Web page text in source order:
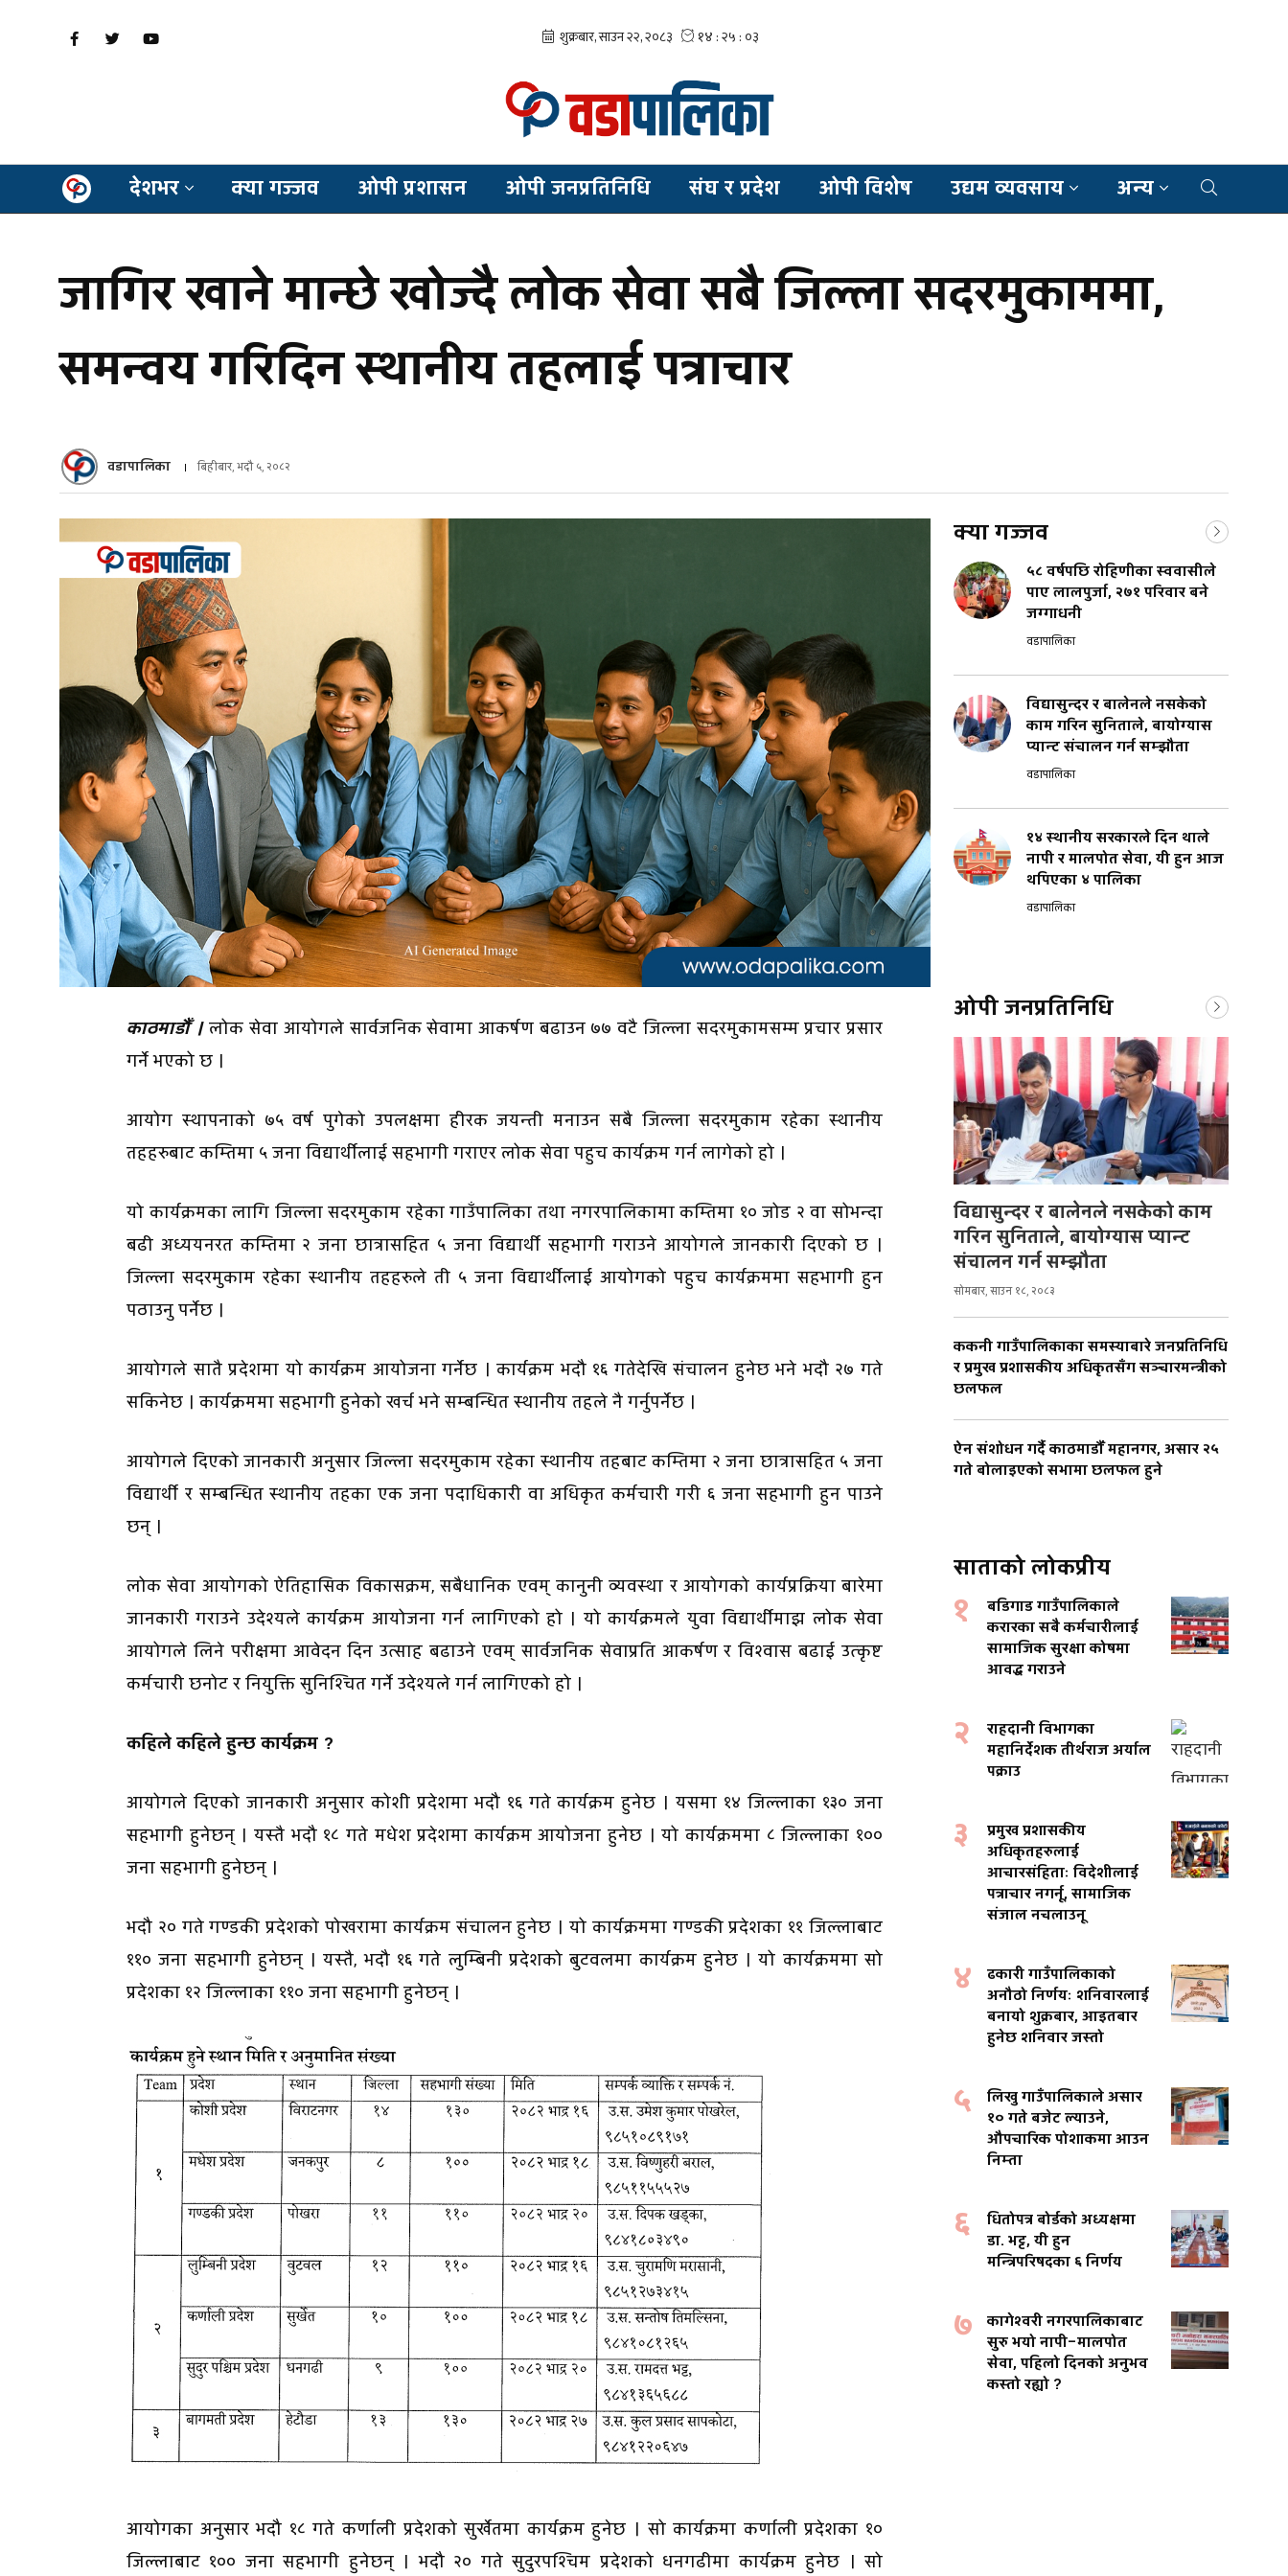
देशभर क्या गज्जव ओपी प्रशासन ओपी जनप्रतिनिधि संघ र प्रदेश ओपी विशेष उद्यम व्यवसाय अन्य
जागिर खाने मान्छे खोज्दै लोक सेवा सबै जिल्ला सदरमुकाममा,
समन्वय गरिदिन स्थानीय तहलाई पत्राचार
वडापालिका बिहीबार, भदौ ५, २०८२
काठमाडौँ ।लोक सेवा आयोगले सार्वजनिक सेवामा आकर्षण बढाउन ७७ वटै जिल्ला सदरमुकामसम्म प्रचार प्रसार
गर्ने भएको छ ।
आयोग स्थापनाको ७५ वर्ष पुगेको उपलक्षमा हीरक जयन्ती मनाउन सबै जिल्ला सदरमुकाम रहेका स्थानीय
तहहरुबाट कम्तिमा ५ जना विद्यार्थीलाई सहभागी गराएर लोक सेवा पहुच कार्यक्रम गर्न लागेको हो ।
यो कार्यक्रमका लागि जिल्ला सदरमुकाम रहेका गाउँपालिका तथा नगरपालिकामा कम्तिमा १० जोड २ वा सोभन्दा
बढी अध्ययनरत कम्तिमा २ जना छात्रासहित ५ जना विद्यार्थी सहभागी गराउने आयोगले जानकारी दिएको छ ।
जिल्ला सदरमुकाम रहेका स्थानीय तहहरुले ती ५ जना विद्यार्थीलाई आयोगको पहुच कार्यक्रममा सहभागी हुन
पठाउनु पर्नेछ ।
आयोगले सातै प्रदेशमा यो कार्यक्रम आयोजना गर्नेछ । कार्यक्रम भदौ १६ गतेदेखि संचालन हुनेछ भने भदौ २७ गते
सकिनेछ । कार्यक्रममा सहभागी हुनेको खर्च भने सम्बन्धित स्थानीय तहले नै गर्नुपर्नेछ ।
आयोगले दिएको जानकारी अनुसार जिल्ला सदरमुकाम रहेका स्थानीय तहबाट कम्तिमा २ जना छात्रासहित ५ जना
विद्यार्थी र सम्बन्धित स्थानीय तहका एक जना पदाधिकारी वा अधिकृत कर्मचारी गरी ६ जना सहभागी हुन पाउने
छन् ।
लोक सेवा आयोगको ऐतिहासिक विकासक्रम, सबैधानिक एवम् कानुनी व्यवस्था र आयोगको कार्यप्रक्रिया बारेमा
जानकारी गराउने उदेश्यले कार्यक्रम आयोजना गर्न लागिएको हो । यो कार्यक्रमले युवा विद्यार्थीमाझ लोक सेवा
आयोगले लिने परीक्षमा आवेदन दिन उत्साह बढाउने एवम् सार्वजनिक सेवाप्रति आकर्षण र विश्वास बढाई उत्कृष्ट
कर्मचारी छनोट र नियुक्ति सुनिश्चित गर्ने उदेश्यले गर्न लागिएको हो ।
कहिले कहिले हुन्छ कार्यक्रम ?
आयोगले दिएको जानकारी अनुसार कोशी प्रदेशमा भदौ १६ गते कार्यक्रम हुनेछ । यसमा १४ जिल्लाका १३० जना
सहभागी हुनेछन् । यस्तै भदौ १८ गते मधेश प्रदेशमा कार्यक्रम आयोजना हुनेछ । यो कार्यक्रममा ८ जिल्लाका १००
जना सहभागी हुनेछन् ।
भदौ २० गते गण्डकी प्रदेशको पोखरामा कार्यक्रम संचालन हुनेछ । यो कार्यक्रममा गण्डकी प्रदेशका ११ जिल्लाबाट
११० जना सहभागी हुनेछन् । यस्तै, भदौ १६ गते लुम्बिनी प्रदेशको बुटवलमा कार्यक्रम हुनेछ । यो कार्यक्रममा सो
प्रदेशका १२ जिल्लाका ११० जना सहभागी हुनेछन् ।
आयोगका अनुसार भदौ १८ गते कर्णाली प्रदेशको सुर्खेतमा कार्यक्रम हुनेछ । सो कार्यक्रमा कर्णाली प्रदेशका १०
जिल्लाबाट १०० जना सहभागी हुनेछन् । भदौ २० गते सुदुरपश्चिम प्रदेशको धनगढीमा कार्यक्रम हुनेछ । सो
क्या गज्जव
५८ वर्षपछि रोहिणीका स्ववासीले
पाए लालपुर्जा, २७१ परिवार बने
जग्गाधनी
वडापालिका
विद्यासुन्दर र बालेनले नसकेको
काम गरिन सुनिताले, बायोग्यास
प्यान्ट संचालन गर्न सम्झौता
वडापालिका
१४ स्थानीय सरकारले दिन थाले
नापी र मालपोत सेवा, यी हुन आज
थपिएका ४ पालिका
वडापालिका
ओपी जनप्रतिनिधि
विद्यासुन्दर र बालेनले नसकेको काम
गरिन सुनिताले, बायोग्यास प्यान्ट
संचालन गर्न सम्झौता
सोमबार, साउन १८, २०८३
ककनी गाउँपालिकाका समस्याबारे जनप्रतिनिधि
र प्रमुख प्रशासकीय अधिकृतसँग सञ्चारमन्त्रीको
छलफल
ऐन संशोधन गर्दै काठमाडौँ महानगर, असार २५
गते बोलाइएको सभामा छलफल हुने
साताको लोकप्रीय
१
बडिगाड गाउँपालिकाले
करारका सबै कर्मचारीलाई
सामाजिक सुरक्षा कोषमा
आवद्ध गराउने
२
राहदानी विभागका
महानिर्देशक तीर्थराज अर्याल
पक्राउ
३
प्रमुख प्रशासकीय
अधिकृतहरुलाई
आचारसंहिताः विदेशीलाई
पत्राचार नगर्नू, सामाजिक
संजाल नचलाउनू
४
ढकारी गाउँपालिकाको
अनौठो निर्णयः शनिवारलाई
बनायो शुक्रबार, आइतबार
हुनेछ शनिवार जस्तो
५
लिखु गाउँपालिकाले असार
१० गते बजेट ल्याउने,
औपचारिक पोशाकमा आउन
निम्ता
६
धितोपत्र बोर्डको अध्यक्षमा
डा. भट्ट, यी हुन
मन्त्रिपरिषदका ६ निर्णय
७
कागेश्वरी नगरपालिकाबाट
सुरु भयो नापी–मालपोत
सेवा, पहिलो दिनको अनुभव
कस्तो रह्यो ?